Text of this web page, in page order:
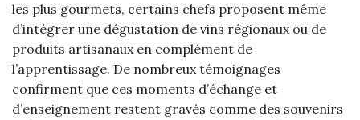
les plus gourmets, certains chefs proposent même
d’intégrer une dégustation de vins régionaux ou de
produits artisanaux en complément de
l’apprentissage. De nombreux témoignages
confirment que ces moments d’échange et
d’enseignement restent gravés comme des souvenirs